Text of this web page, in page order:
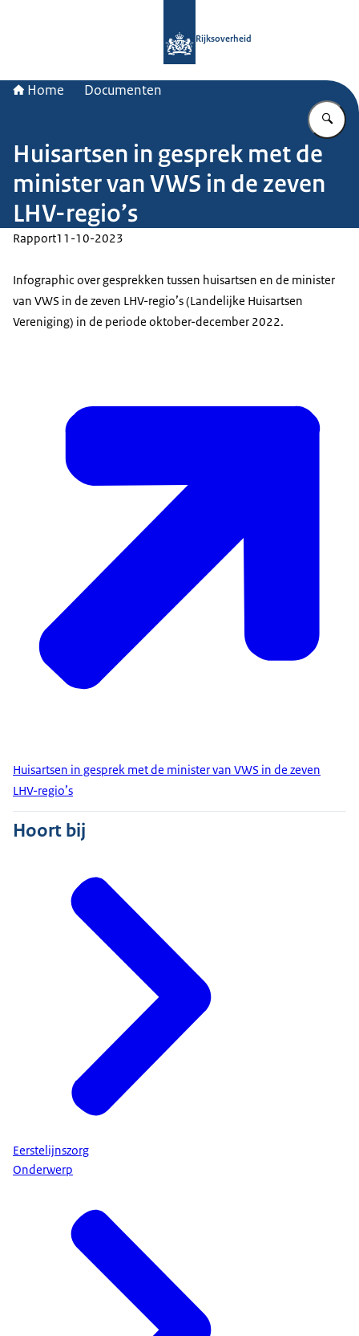
Rijksoverheid
Home Documenten
Huisartsen in gesprek met de
minister van VWS in de zeven
LHV-regio’s
Rapport11-10-2023
Infographic over gesprekken tussen huisartsen en de minister
van VWS in de zeven LHV-regio’s (Landelijke Huisartsen
Vereniging) in de periode oktober-december 2022.
Huisartsen in gesprek met de minister van VWS in de zeven
LHV-regio’s
Hoort bij
Eerstelijnszorg
Onderwerp